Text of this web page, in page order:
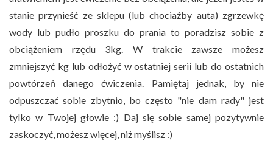
stanie przynieść ze sklepu (lub chociażby auta) zgrzewkę
wody lub pudło proszku do prania to poradzisz sobie z
obciążeniem rzędu 3kg. W trakcie zawsze możesz
zmniejszyć kg lub odłożyć w ostatniej serii lub do ostatnich
powtórzeń danego ćwiczenia. Pamiętaj jednak, by nie
odpuszczać sobie zbytnio, bo często "nie dam rady" jest
tylko w Twojej głowie :) Daj się sobie samej pozytywnie
zaskoczyć, możesz więcej, niż myślisz :)